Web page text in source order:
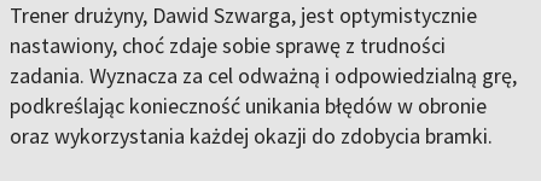
Trener drużyny, Dawid Szwarga, jest optymistycznie
nastawiony, choć zdaje sobie sprawę z trudności
zadania. Wyznacza za cel odważną i odpowiedzialną grę,
podkreślając konieczność unikania błędów w obronie
oraz wykorzystania każdej okazji do zdobycia bramki.